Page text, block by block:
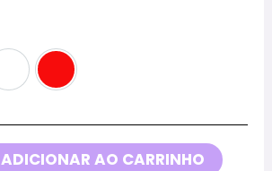
BrancaVermelha
ADICIONAR AO CARRINHO